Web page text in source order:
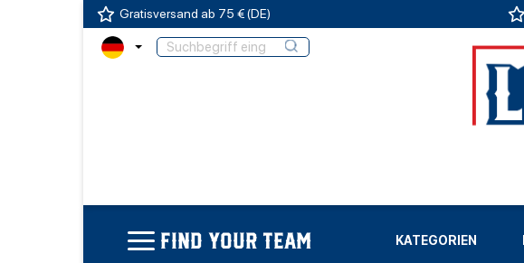
Gratisversand ab 75 € (DE)
FIND YOUR TEAM KATEGORIEN